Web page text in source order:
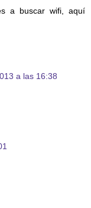
a buscar wifi, aquí
a las 16:38